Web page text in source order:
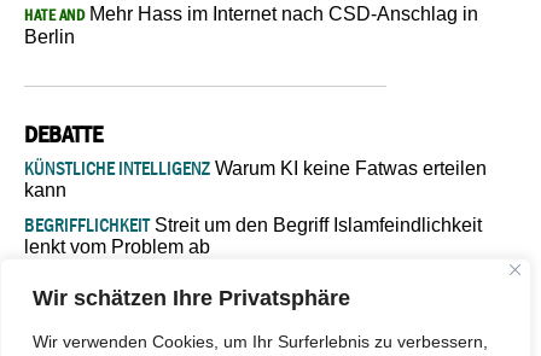
Wir schätzen Ihre Privatsphäre
Wir verwenden Cookies, um Ihr Surferlebnis zu verbessern,
HATE ANDMehr Hass im Internet nach CSD-Anschlag in
Berlin
DEBATTE
KÜNSTLICHE INTELLIGENZ Warum KI keine Fatwas erteilen
kann
BEGRIFFLICHKEITStreit um den Begriff Islamfeindlichkeit
lenkt vom Problem ab
Verantwortung bleibt“
ISLAMISCHE FAKULTÄT IN MÜNSTEREine kritische Schwelle für